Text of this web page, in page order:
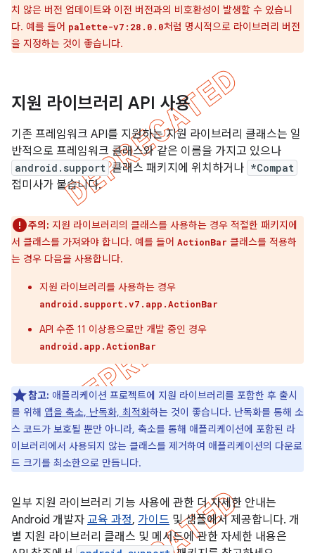
치 않은 버전 업데이트와 이전 버전과의 비호환성이 발생할 수 있습니
다. 예를 들어 palette-v7:28.0.0처럼 명시적으로 라이브러리 버전
을 지정하는 것이 좋습니다.
지원 라이브러리 API 사용
기존 프레임워크 API를 지원하는 지원 라이브러리 클래스는 일
반적으로 프레임워크 클래스와 같은 이름을 가지고 있으나
android.support 클래스 패키지에 위치하거나 *Compat
접미사가 붙습니다.
주의: 지원 라이브러리의 클래스를 사용하는 경우 적절한 패키지에
서 클래스를 가져와야 합니다. 예를 들어 ActionBar 클래스를 적용하
는 경우 다음을 사용합니다.
지원 라이브러리를 사용하는 경우
android.support.v7.app.ActionBar
API 수준 11 이상용으로만 개발 중인 경우
android.app.ActionBar
참고: 애플리케이션 프로젝트에 지원 라이브러리를 포함한 후 출시
를 위해 앱을 축소, 난독화, 최적화하는 것이 좋습니다. 난독화를 통해 소
스 코드가 보호될 뿐만 아니라, 축소를 통해 애플리케이션에 포함된 라
이브러리에서 사용되지 않는 클래스를 제거하여 애플리케이션의 다운로
드 크기를 최소한으로 만듭니다.
일부 지원 라이브러리 기능 사용에 관한 더 자세한 안내는
Android 개발자 교육 과정, 가이드 및 샘플에서 제공합니다. 개
별 지원 라이브러리 클래스 및 메서드에 관한 자세한 내용은